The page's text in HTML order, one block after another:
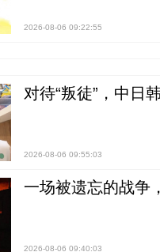
2026-08-06 09:22:55
对待“叛徒”，中日
2026-08-06 09:55:03
一场被遗忘的战争
2026-08-06 09:40:03